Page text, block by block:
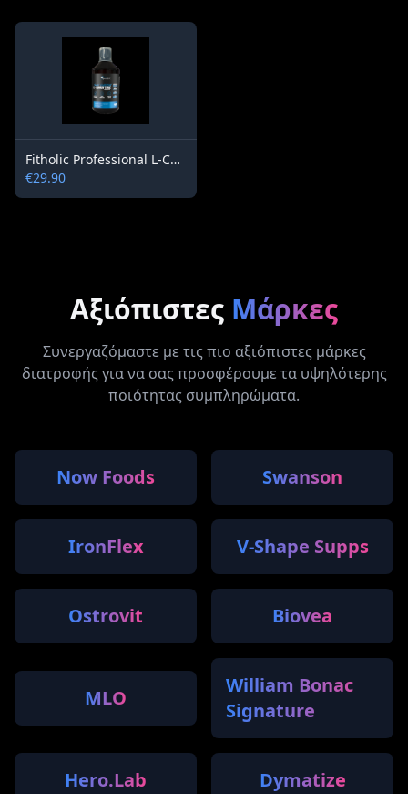
Fitholic Professional L-Carnitine Slim Energy 4000 mg Triple L-Carnitine Matrix
€29.90
Αξιόπιστες Μάρκες
Συνεργαζόμαστε με τις πιο αξιόπιστες μάρκες
διατροφής για να σας προσφέρουμε τα υψηλότερης
ποιότητας συμπληρώματα.
Now Foods Swanson
IronFlex V-Shape Supps
Ostrovit Biovea
MLO
William Bonac
Signature
Hero.Lab Dymatize